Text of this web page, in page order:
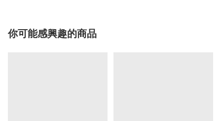
你可能感興趣的商品